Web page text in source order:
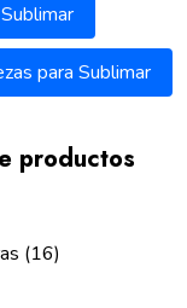
para Sublimar
productos
(16)